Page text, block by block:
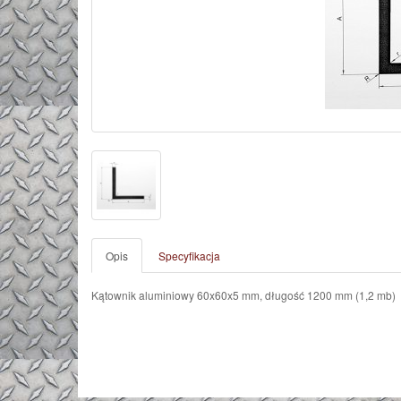
Opis Specyfikacja
Kątownik aluminiowy 60x60x5 mm, długość 1200 mm (1,2 mb)